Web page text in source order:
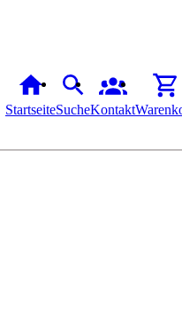
StartseiteSucheKontakt